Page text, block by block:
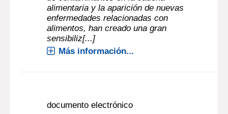
FABIANA REY BENTOS, Autor ;LOPEZ,
ANA, Autor|2013
En los últimos años los avances en
ingeniería genética de cultivos y
animales de granja, el descubrimiento
alimentaria y la aparición de nuevas
enfermedades relacionadas con
sensibiliz[...]